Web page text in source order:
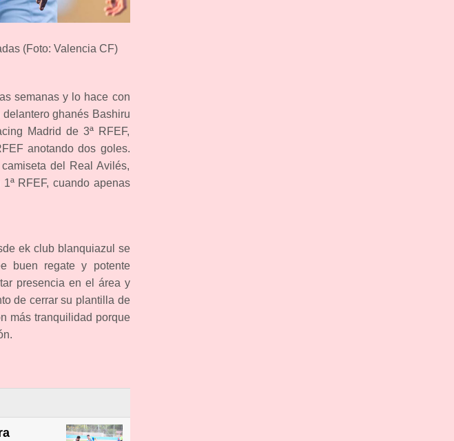
(Foto: Valencia CF)
semanas y lo hace con
ghanés Bashiru
Madrid de 3ª RFEF,
anotando dos goles.
del Real Avilés,
RFEF, cuando apenas
ek club blanquiazul se
buen regate y potente
presencia en el área y
de cerrar su plantilla de
más tranquilidad porque